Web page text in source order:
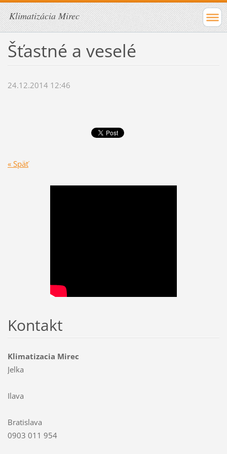
Klimatizácia Mirec
Šťastné a veselé
24.12.2014 12:46
« Späť
Kontakt
Klimatizacia Mirec
Jelka
Ilava
Bratislava
0903 011 954